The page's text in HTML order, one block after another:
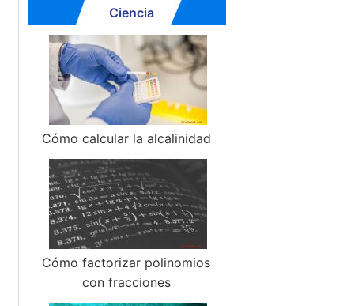
Ciencia
Cómo calcular la alcalinidad
Cómo factorizar polinomios
con fracciones